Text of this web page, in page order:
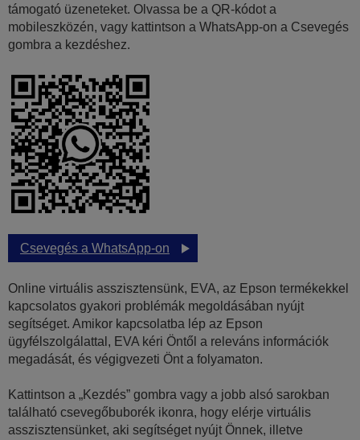
támogató üzeneteket. Olvassa be a QR-kódot a
mobileszközén, vagy kattintson a WhatsApp-on a Csevegés
gombra a kezdéshez.
Csevegés a WhatsApp-on
Online virtuális asszisztensünk, EVA, az Epson termékekkel
kapcsolatos gyakori problémák megoldásában nyújt
segítséget. Amikor kapcsolatba lép az Epson
ügyfélszolgálattal, EVA kéri Öntől a releváns információk
megadását, és végigvezeti Önt a folyamaton.
Kattintson a „Kezdés” gombra vagy a jobb alsó sarokban
található csevegőbuborék ikonra, hogy elérje virtuális
asszisztensünket, aki segítséget nyújt Önnek, illetve